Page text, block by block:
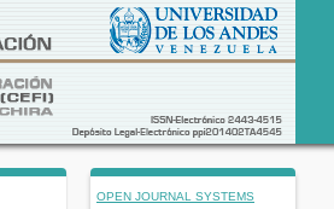
OPEN JOURNAL SYSTEMS